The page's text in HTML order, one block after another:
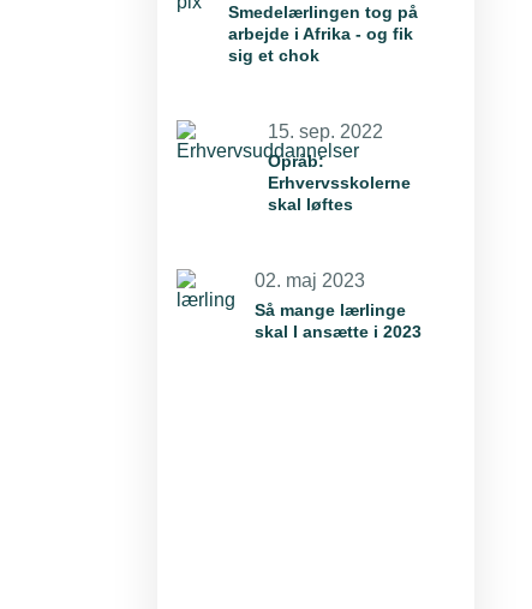
Smedelærlingen tog på
arbejde i Afrika - og fik
sig et chok
15. sep. 2022
Opråb:
Erhvervsskolerne
skal løftes
02. maj 2023
Så mange lærlinge
skal I ansætte i 2023